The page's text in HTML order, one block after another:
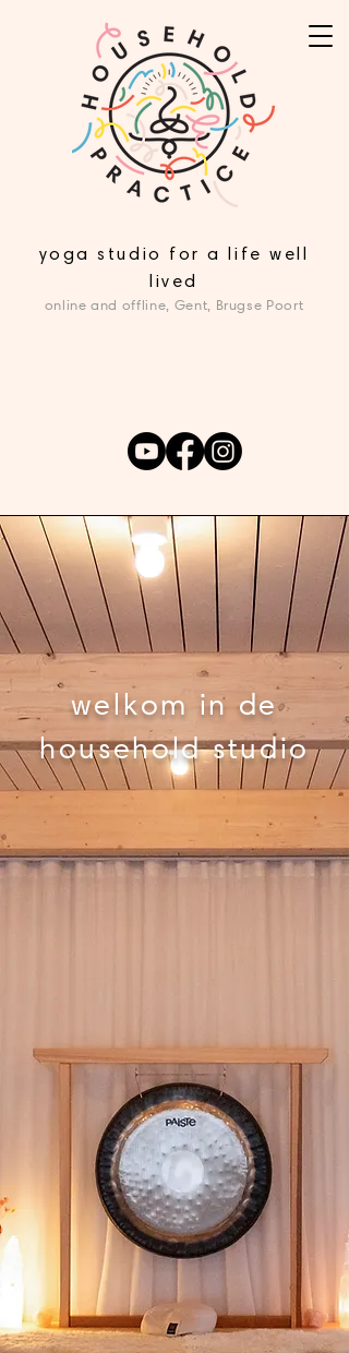
yoga studio for a life well
lived
online and offline, Gent, Brugse Poort
welkom in de
household studio